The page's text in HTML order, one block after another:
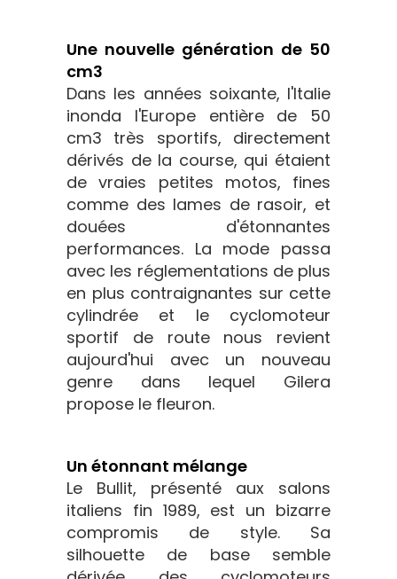
Une nouvelle génération de 50
cm3
Dans les années soixante, l'Italie
inonda l'Europe entière de 50
cm3 très sportifs, directement
dérivés de la course, qui étaient
de vraies petites motos, fines
comme des lames de rasoir, et
douées d'étonnantes
performances. La mode passa
avec les réglementations de plus
en plus contraignantes sur cette
cylindrée et le cyclomoteur
sportif de route nous revient
aujourd'hui avec un nouveau
genre dans lequel Gilera
propose le fleuron.
Un étonnant mélange
Le Bullit, présenté aux salons
italiens fin 1989, est un bizarre
compromis de style. Sa
silhouette de base semble